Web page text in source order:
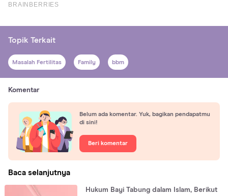
Topik Terkait
Masalah Fertilitas Family bbm
Komentar
Belum ada komentar. Yuk, bagikan pendapatmu
di sini!
Beri komentar
Baca selanjutnya
Hukum Bayi Tabung dalam Islam, Berikut